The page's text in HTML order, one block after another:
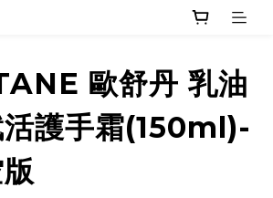
歐舒丹 乳油
護手霜(150ml)-